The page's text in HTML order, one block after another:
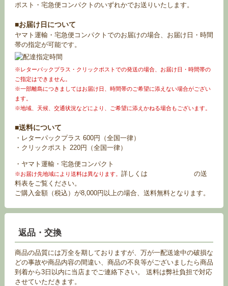
ポスト・宅急便コンパクトのいずれかでお送りいたします。
■お届け日について
ヤマト運輸・宅急便コンパクトでのお届けの場合、お届け日・時間
帯の指定が可能です。
※レターパックプラス・クリックポストでの発送の場合、お届け日・時間帯の
ご指定はできません。
※一部離島につきましてはお届け日、時間帯のご希望に添えない場合がござい
ます。
※地域、天候、交通状況などにより、ご希望に添えかねる場合もございます。
■送料について
・レターパックプラス 600円（全国一律）
・クリックポスト 220円（全国一律）
・ヤマト運輸・宅急便コンパクト
※お届け先地域により送料は異なります。 詳しくは
の送
料表をご覧ください。
ご購入金額（税込）が8,000円以上の場合、送料無料となります。
返品・交換
商品の品質には万全を期しておりますが、万が一配送途中の破損な
どの事故や商品内容の間違い、商品の不良等がございましたら商品
到着から3日以内に当店までご連絡下さい。 送料は弊社負担で対応
させていただきます。